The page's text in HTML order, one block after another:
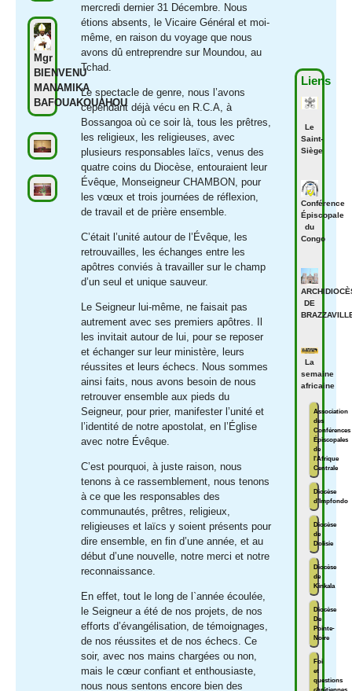
Mgr
BIENVENU
MANAMIKA
BAFOUAKOUAHOU
mercredi dernier 31 Décembre. Nous
étions absents, le Vicaire Général et moi-
même, en raison du voyage que nous
avons dû entreprendre sur Moundou, au
Tchad.
Le spectacle de genre, nous l’avons
cependant déjà vécu en R.C.A, à
Bossangoa où ce soir là, tous les prêtres,
les religieux, les religieuses, avec
plusieurs responsables laïcs, venus des
quatre coins du Diocèse, entouraient leur
Évêque, Monseigneur CHAMBON, pour
les vœux et trois journées de réflexion,
de travail et de prière ensemble.
C’était l’unité autour de l’Évêque, les
retrouvailles, les échanges entre les
apôtres conviés à travailler sur le champ
d’un seul et unique sauveur.
Le Seigneur lui-même, ne faisait pas
autrement avec ses premiers apôtres. Il
les invitait autour de lui, pour se reposer
et échanger sur leur ministère, leurs
réussites et leurs échecs. Nous sommes
ainsi faits, nous avons besoin de nous
retrouver ensemble aux pieds du
Seigneur, pour prier, manifester l’unité et
l’identité de notre apostolat, en l’Église
avec notre Évêque.
C’est pourquoi, à juste raison, nous
tenons à ce rassemblement, nous tenons
à ce que les responsables des
communautés, prêtres, religieux,
religieuses et laïcs y soient présents pour
dire ensemble, en fin d’une année, et au
début d’une nouvelle, notre merci et notre
reconnaissance.
En effet, tout le long de l`année écoulée,
le Seigneur a été de nos projets, de nos
efforts d’évangélisation, de témoignages,
de nos réussites et de nos échecs. Ce
soir, avec nos mains chargées ou non,
mais le cœur confiant et enthousiaste,
nous nous sentons encore bien des
Liens
Le
Saint-
Siège
Conférence
Épiscopale
du
Congo
DE
La
semaine
africaine
Association
des
Conférences
Épiscopales
de
l'Afrique
Centrale
Diocèse
d'Impfondo
Diocèse
de
Dolisie
Diocèse
de
Kinkala
Diocèse
De
Pointe-
Noire
Foi
et
questions
chrétiennes